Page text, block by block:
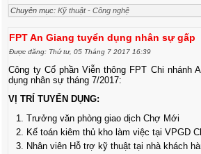
Chuyên mục:Kỹ thuật - Công nghệ
FPT An Giang tuyển dụng nhân sự gấp
Được đăng: Thứ tư, 05 Tháng 7 2017 16:39
Công ty Cổ phần Viễn thông FPT Chi nhánh
dụng nhân sự tháng 7/2017:
VỊ TRÍ TUYỂN DỤNG:
Trưởng văn phòng giao dịch Chợ Mới
Kế toán kiêm thủ kho làm việc tại VPGD
Nhân viên Hỗ trợ kỹ thuật tại nhà khách